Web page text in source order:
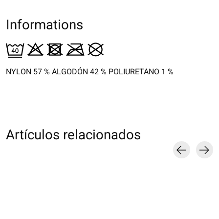
Informations
NYLON 57 % ALGODÓN 42 % POLIURETANO 1 %
Artículos relacionados